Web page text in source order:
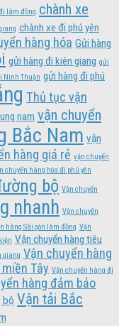
lâm đồng chành xe
chành xe đi phú yên
hàng hóa Gửi hàng
gửi hàng đi kiên giang gửi
Ninh Thuận gửi hàng đi phú
Thủ tục vận
nam vận chuyển
Bắc Nam vận
hàng giá rẻ vận chuyển
chuyển hàng hóa đi phú yên
bộ Vận chuyển
nhanh Vận chuyển
hàng Sài gòn lâm đồng Vận
Vận chuyển hàng tiêu
giang Vận chuyển hàng
Tây Vận chuyển hàng đi
hàng đảm bảo
bộ Vận tải Bắc